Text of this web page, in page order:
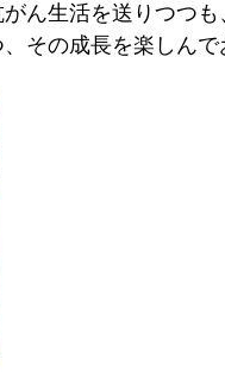
ん生活を送りつつ
その成長を楽しんで